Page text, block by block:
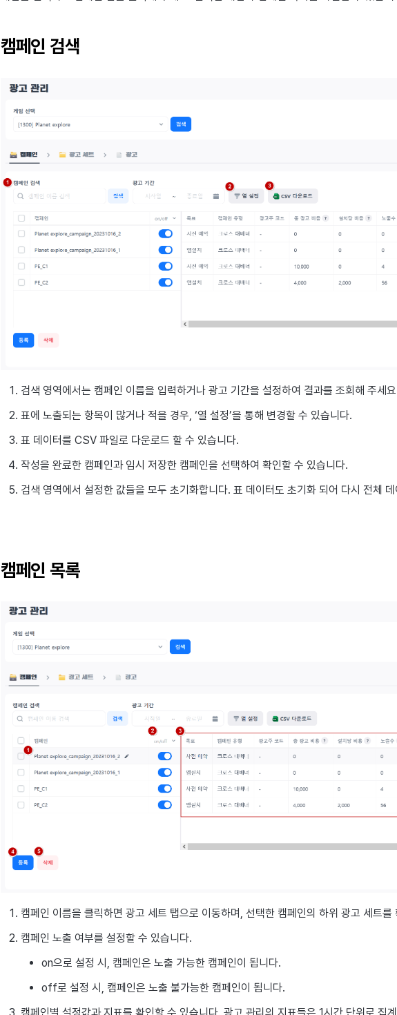
캠페인 검색
검색 영역에서는 캠페인 이름을 입력하거나 광고 기간을 설정하여 결과를 조회해 주세
표에 노출되는 항목이 많거나 적을 경우, ‘열 설정’을 통해 변경할 수 있습니다.
표 데이터를 CSV 파일로 다운로드 할 수 있습니다.
작성을 완료한 캠페인과 임시 저장한 캠페인을 선택하여 확인할 수 있습니다.
검색 영역에서 설정한 값들을 모두 초기화합니다. 표 데이터도 초기화 되어 다시 전체
캠페인 목록
캠페인 이름을 클릭하면 광고 세트 탭으로 이동하며, 선택한 캠페인의 하위 광고 세트를
캠페인 노출 여부를 설정할 수 있습니다.
on으로 설정 시, 캠페인은 노출 가능한 캠페인이 됩니다.
off로 설정 시, 캠페인은 노출 불가능한 캠페인이 됩니다.